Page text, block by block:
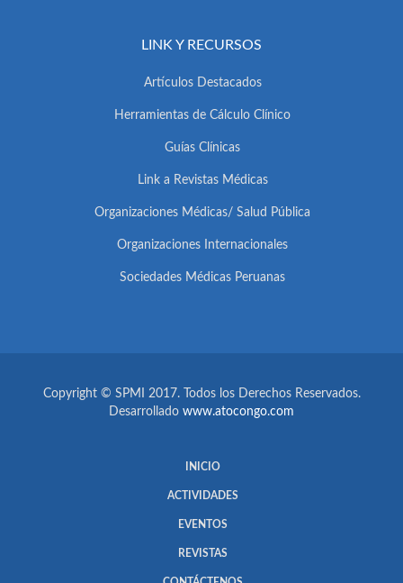
LINK Y RECURSOS
Artículos Destacados
Herramientas de Cálculo Clínico
Guías Clínicas
Link a Revistas Médicas
Organizaciones Médicas/ Salud Pública
Organizaciones Internacionales
Sociedades Médicas Peruanas
Copyright © SPMI 2017. Todos los Derechos Reservados.
Desarrollado www.atocongo.com
INICIO
ACTIVIDADES
EVENTOS
REVISTAS